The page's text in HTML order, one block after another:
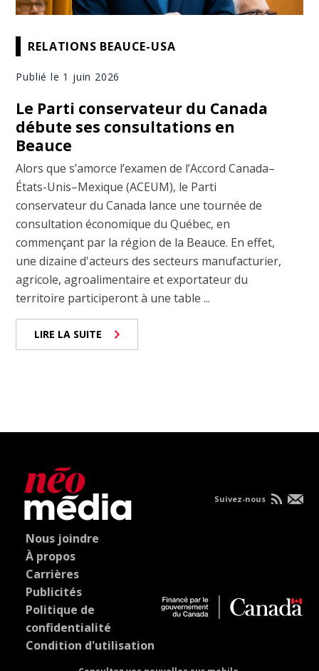
RELATIONS BEAUCE-USA
Publié le 1 juin 2026
Le Parti conservateur du Canada
débute ses consultations en
Beauce
Alors que s’amorce l’examen de l’Accord Canada–
États-Unis–Mexique (ACEUM), le Parti
conservateur du Canada lance une tournée de
consultation économique du Québec, en
commençant par la région de la Beauce. En effet,
une dizaine d'acteurs des secteurs manufacturier,
agricole, agroalimentaire et exportateur du
territoire participeront à une table ...
LIRE LA SUITE
Nous joindre
À propos
Carrières
Publicités
Politique de
confidentialité
Condition d'utilisation
Suivez-nous